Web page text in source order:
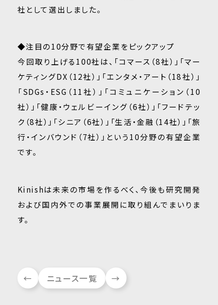
社として選出しました。
◆注目の10分野で有望企業をピックアップ
今回取り上げる100社は、「コマース（8社）」「マー
ケティングDX（12社）」「エンタメ・アート（18社）」
「SDGs・ESG（11社）」「コミュニケーション（10
社）」「健康・ウェルビーイング（6社）」「フードテッ
ク（8社）」「シニア（6社）」「生活・金融（14社）」「旅
行・インバウンド（7社）」という10分野の有望企業
です。
Kinishは未来の市場を作るべく、今後も研究開発
および国内外での事業展開に取り組んでまいりま
す。
← ニュース一覧 →